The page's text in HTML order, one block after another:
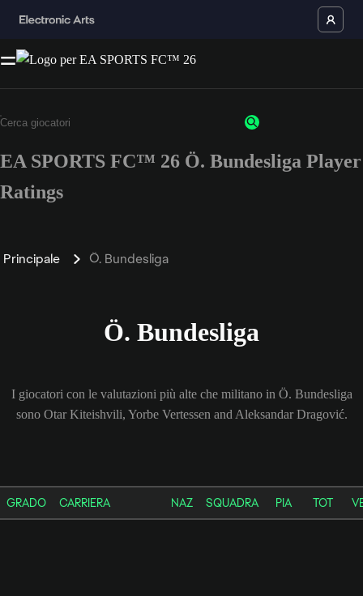
EA SPORTS FC™ 26 Ö. Bundesliga Player
Ratings
Principale Ö. Bundesliga
Ö. Bundesliga
I giocatori con le valutazioni più alte che militano in Ö. Bundesliga
sono Otar Kiteishvili, Yorbe Vertessen and Aleksandar Dragović.
GRADO CARRIERA NAZ SQUADRA PIA TOT